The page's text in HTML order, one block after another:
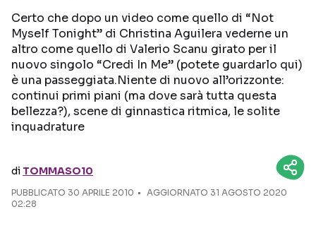
GOSSIP E CURIOSITÀ
TALENT SHOW
Seguici sui social
Certo che dopo un video come quello di “Not
Myself Tonight” di Christina Aguilera vederne un
altro come quello di Valerio Scanu girato per il
nuovo singolo “Credi In Me” (potete guardarlo qui)
è una passeggiata.Niente di nuovo all’orizzonte:
continui primi piani (ma dove sarà tutta questa
bellezza?), scene di ginnastica ritmica, le solite
inquadrature
di TOMMASO10
PUBBLICATO 30 APRILE 2010
AGGIORNATO 31 AGOSTO 2020
02:28